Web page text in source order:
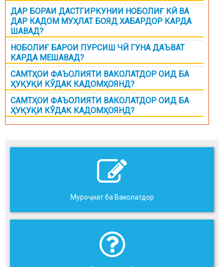
ДАР БОРАИ ДАСТГИРКУНИИ НОБОЛИҒ КӢ ВА
ДАР КАДОМ МУҲЛАТ БОЯД ХАБАРДОР КАРДА
ШАВАД?
НОБОЛИҒ БАРОИ ПУРСИШ ЧӢ ГУНА ДАЪВАТ
КАРДА МЕШАВАД?
САМТҲОИ ФАЪОЛИЯТИ ВАКОЛАТДОР ОИД БА
ҲУҚУҚИ КЎДАК КАДОМҲОЯНД?
САМТҲОИ ФАЪОЛИЯТИ ВАКОЛАТДОР ОИД БА
ҲУҚУҚИ КЎДАК КАДОМҲОЯНД?
Муроҷиат ба Ваколатдор